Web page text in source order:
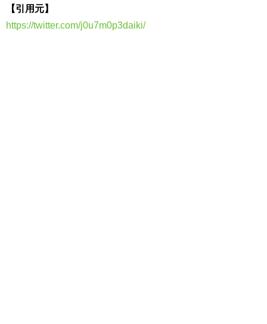
【引用元】
https://twitter.com/j0u7m0p3daiki/